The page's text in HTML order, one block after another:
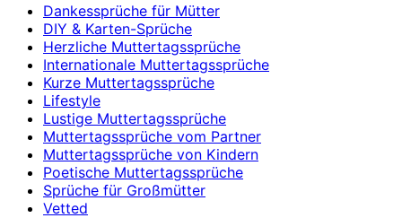
Dankessprüche für Mütter
DIY & Karten-Sprüche
Herzliche Muttertagssprüche
Internationale Muttertagssprüche
Kurze Muttertagssprüche
Lifestyle
Lustige Muttertagssprüche
Muttertagssprüche vom Partner
Muttertagssprüche von Kindern
Poetische Muttertagssprüche
Sprüche für Großmütter
Vetted